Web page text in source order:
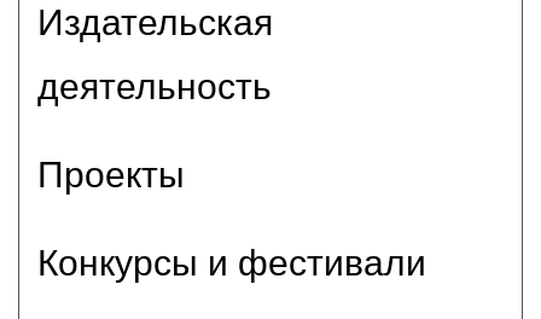
Издательская
деятельность
Проекты
Конкурсы и фестивали